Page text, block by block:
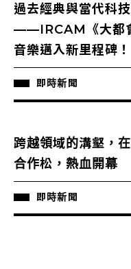
過去經典與當代科
——IRCAM《大都
音樂邁入新里程碑！
即時新聞
跨越領域的溝壑，
合作松，熱血開幕
即時新聞